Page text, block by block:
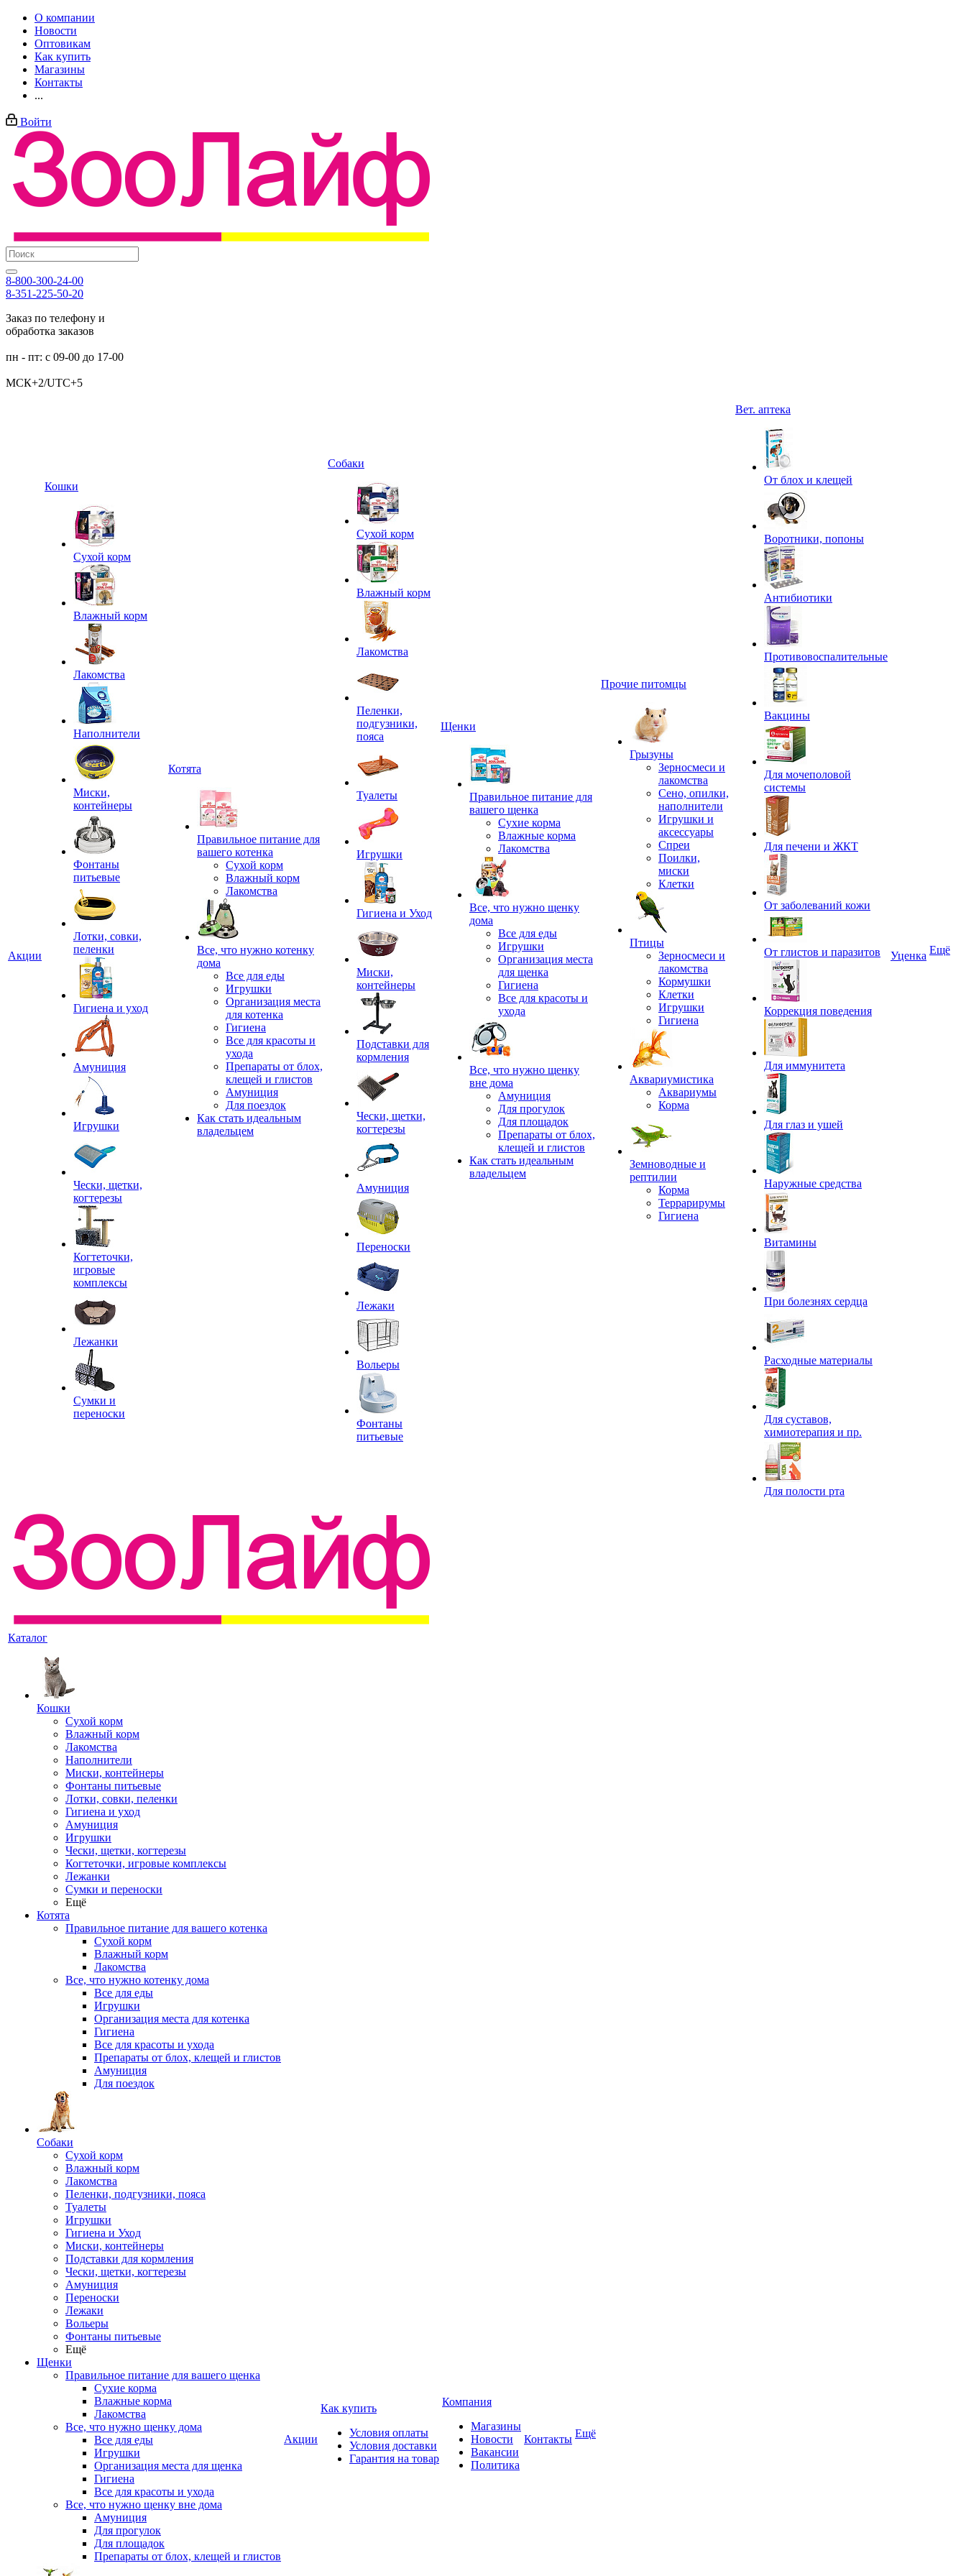
О компании
Новости
Оптовикам
Как купить
Магазины
Контакты
...
Войти
8-800-300-24-00
8-351-225-50-20
Заказ по телефону и
обработка заказов
пн - пт: с 09-00 до 17-00
МСК+2/UTC+5
Акции
Кошки
Сухой корм
Влажный корм
Лакомства
Наполнители
Миски,
контейнеры
Фонтаны
питьевые
Лотки, совки,
пеленки
Гигиена и уход
Амуниция
Игрушки
Чески, щетки,
когтерезы
Когтеточки,
игровые
комплексы
Лежанки
Сумки и
переноски
Котята
Правильное питание для
вашего котенка
Сухой корм
Влажный корм
Лакомства
Все, что нужно котенку
дома
Все для еды
Игрушки
Организация места
для котенка
Гигиена
Все для красоты и
ухода
Препараты от блох,
клещей и глистов
Амуниция
Для поездок
Как стать идеальным
владельцем
Собаки
Сухой корм
Влажный корм
Лакомства
Пеленки,
подгузники,
пояса
Туалеты
Игрушки
Гигиена и Уход
Миски,
контейнеры
Подставки для
кормления
Чески, щетки,
когтерезы
Амуниция
Переноски
Лежаки
Вольеры
Фонтаны
питьевые
Щенки
Правильное питание для
вашего щенка
Сухие корма
Влажные корма
Лакомства
Все, что нужно щенку
дома
Все для еды
Игрушки
Организация места
для щенка
Гигиена
Все для красоты и
ухода
Все, что нужно щенку
вне дома
Амуниция
Для прогулок
Для площадок
Препараты от блох,
клещей и глистов
Как стать идеальным
владельцем
Прочие питомцы
Грызуны
Зерносмеси и
лакомства
Сено, опилки,
наполнители
Игрушки и
аксессуары
Спреи
Поилки,
миски
Клетки
Птицы
Зерносмеси и
лакомства
Кормушки
Клетки
Игрушки
Гигиена
Аквариумистика
Аквариумы
Корма
Земноводные и
рептилии
Корма
Террарирумы
Гигиена
Вет. аптека
От блох и клещей
Воротники, попоны
Антибиотики
Противовоспалительные
Вакцины
Для мочеполовой
системы
Для печени и ЖКТ
От заболеваний кожи
От глистов и паразитов
Коррекция поведения
Для иммунитета
Для глаз и ушей
Наружные средства
Витамины
При болезнях сердца
Расходные материалы
Для суставов,
химиотерапия и пр.
Для полости рта
Уценка Ещё
Каталог
Кошки
Сухой корм
Влажный корм
Лакомства
Наполнители
Миски, контейнеры
Фонтаны питьевые
Лотки, совки, пеленки
Гигиена и уход
Амуниция
Игрушки
Чески, щетки, когтерезы
Когтеточки, игровые комплексы
Лежанки
Сумки и переноски
Ещё
Котята
Правильное питание для вашего котенка
Сухой корм
Влажный корм
Лакомства
Все, что нужно котенку дома
Все для еды
Игрушки
Организация места для котенка
Гигиена
Все для красоты и ухода
Препараты от блох, клещей и глистов
Амуниция
Для поездок
Собаки
Сухой корм
Влажный корм
Лакомства
Пеленки, подгузники, пояса
Туалеты
Игрушки
Гигиена и Уход
Миски, контейнеры
Подставки для кормления
Чески, щетки, когтерезы
Амуниция
Переноски
Лежаки
Вольеры
Фонтаны питьевые
Ещё
Щенки
Правильное питание для вашего щенка
Сухие корма
Влажные корма
Лакомства
Все, что нужно щенку дома
Все для еды
Игрушки
Организация места для щенка
Гигиена
Все для красоты и ухода
Все, что нужно щенку вне дома
Амуниция
Для прогулок
Для площадок
Препараты от блох, клещей и глистов
Акции
Как купить
Условия оплаты
Условия доставки
Гарантия на товар
Компания
Магазины
Новости
Вакансии
Политика
Контакты Ещё